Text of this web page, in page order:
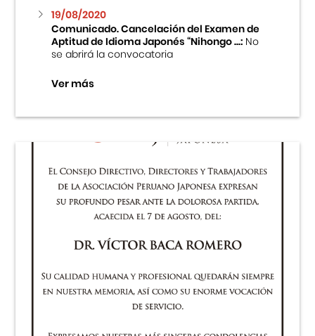
19/08/2020
Comunicado. Cancelación del Examen de
Aptitud de Idioma Japonés “Nihongo ...:No
se abrirá la convocatoria
Ver más